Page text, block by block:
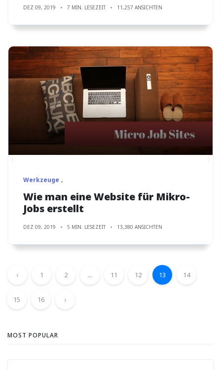
DEZ 09, 2019 7 MIN. LESEZEIT 11,257 ANSICHTEN
Werkzeuge
Wie man eine Website für Mikro-
Jobs erstellt
DEZ 09, 2019 5 MIN. LESEZEIT 13,380 ANSICHTEN
‹ 1 2 ... 11 12 13 14
15 16 ›
MOST POPULAR